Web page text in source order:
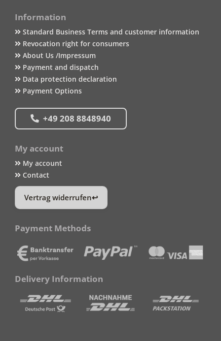
Information
Standard Business Terms and customer information
Revocation right for consumers
About Us /Impressum
Payment and dispatch
Data protection declaration
Payment Options
+49 208 8848940
My account
My account
Contact
Vertrag widerrufen
Payment Methods
Delivery Information